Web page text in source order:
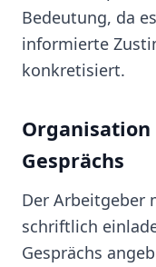
Bedeutung, da
informierte
konkretisiert.
Gesprächs
Der Arbeitgeber
schriftlich
Gesprächs